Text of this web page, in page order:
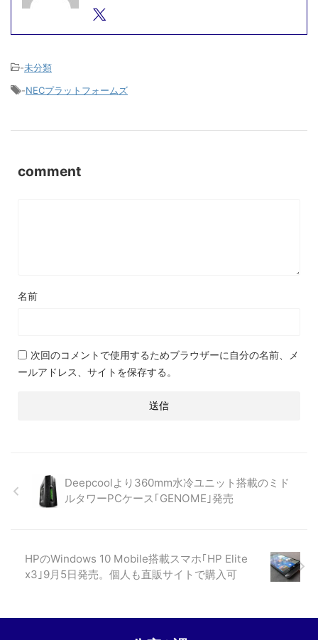
-未分類
-NECプラットフォームズ
comment
名前
次回のコメントで使用するためブラウザーに自分の名前、メ
ールアドレス、サイトを保存する。
Deepcoolより360mm水冷ユニット搭載のミド
ルタワーPCケース｢GENOME｣発売
HPのWindows 10 Mobile搭載スマホ｢HP Elite
x3｣9月5日発売。個人も直販サイトで購入可